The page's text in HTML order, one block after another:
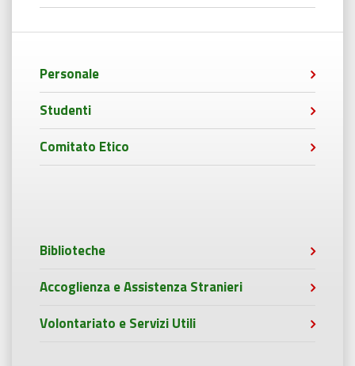
Personale
Studenti
Comitato Etico
Biblioteche
Accoglienza e Assistenza Stranieri
Volontariato e Servizi Utili